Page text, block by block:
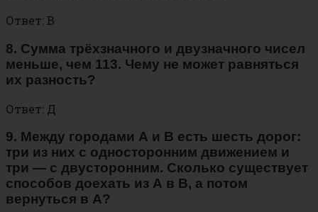
Ответ: В
8. Сумма трёхзначного и двузначного чисел
меньше, чем 113. Чему не может равняться
их разность?
Ответ: Д
9. Между городами А и В есть шесть дорог:
три из них с односторонним движением и
три — с двусторонним. Сколько существует
способов доехать из А в В, а потом
вернуться в А?